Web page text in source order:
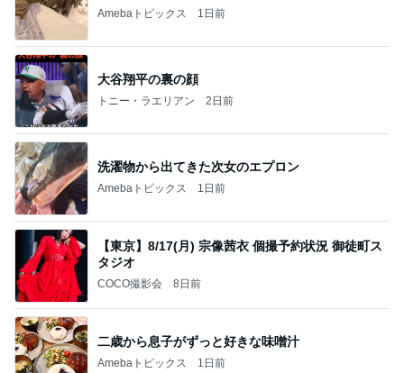
Amebaトピックス 1日前
大谷翔平の裏の顔
トニー・ラエリアン 2日前
洗濯物から出てきた次女のエプロン
Amebaトピックス 1日前
【東京】8/17(月) 宗像茜衣 個撮予約状況 御徒町ス
タジオ
COCO撮影会 8日前
二歳から息子がずっと好きな味噌汁
Amebaトピックス 1日前